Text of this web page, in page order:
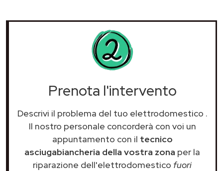
Prenota l'intervento
Descrivi il problema del tuo elettrodomestico .
Il nostro personale concorderà con voi un
appuntamento con il tecnico
asciugabiancheria della vostra zona per la
riparazione dell'elettrodomestico fuori